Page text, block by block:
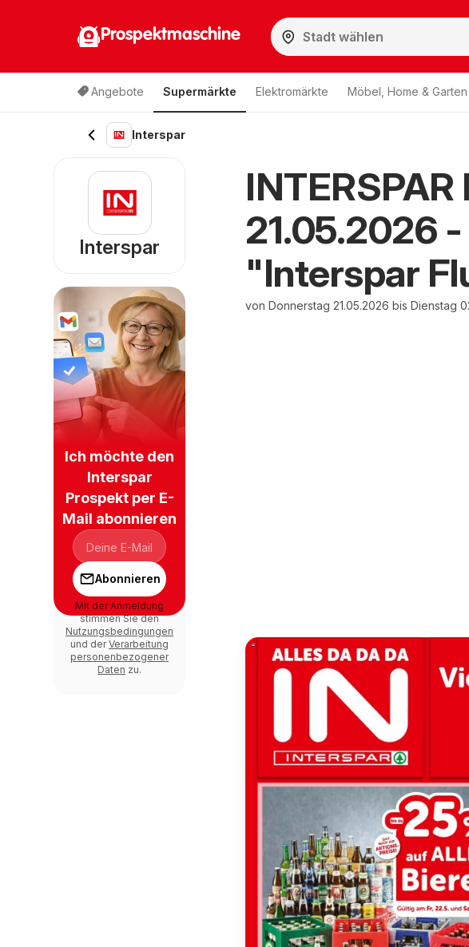
Prospektmaschine
Angebote Supermärkte Elektromärkte Möbel, Home & Garten
Interspar
21.05.2026
"Interspar
von Donnerstag 21.05.2026 bis Dienstag
Interspar
Ich möchte den
Interspar
Prospekt per E-
Mail abonnieren
Abonnieren
Mit der Anmeldung
stimmen Sie den
Nutzungsbedingungen
und derVerarbeitung
personenbezogener
Daten zu.